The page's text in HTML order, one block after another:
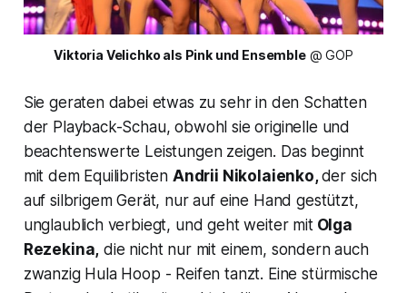
Viktoria Velichko als Pink und Ensemble @ GOP
Sie geraten dabei etwas zu sehr in den Schatten
der Playback-Schau, obwohl sie originelle und
beachtenswerte Leistungen zeigen. Das beginnt
mit dem Equilibristen Andrii Nikolaienko,der sich
auf silbrigem Gerät, nur auf eine Hand gestützt,
unglaublich verbiegt, und geht weiter mitOlga
Rezekina, die nicht nur mit einem, sondern auch
zwanzig Hula Hoop - Reifen tanzt. Eine stürmische